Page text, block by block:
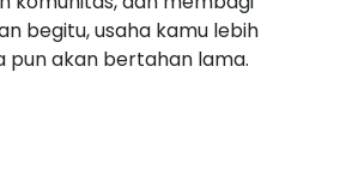
begitu, usaha kamu lebih
pun akan bertahan lama.